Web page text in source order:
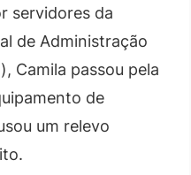
servidores da
de Administração
Camila passou pela
de
um relevo